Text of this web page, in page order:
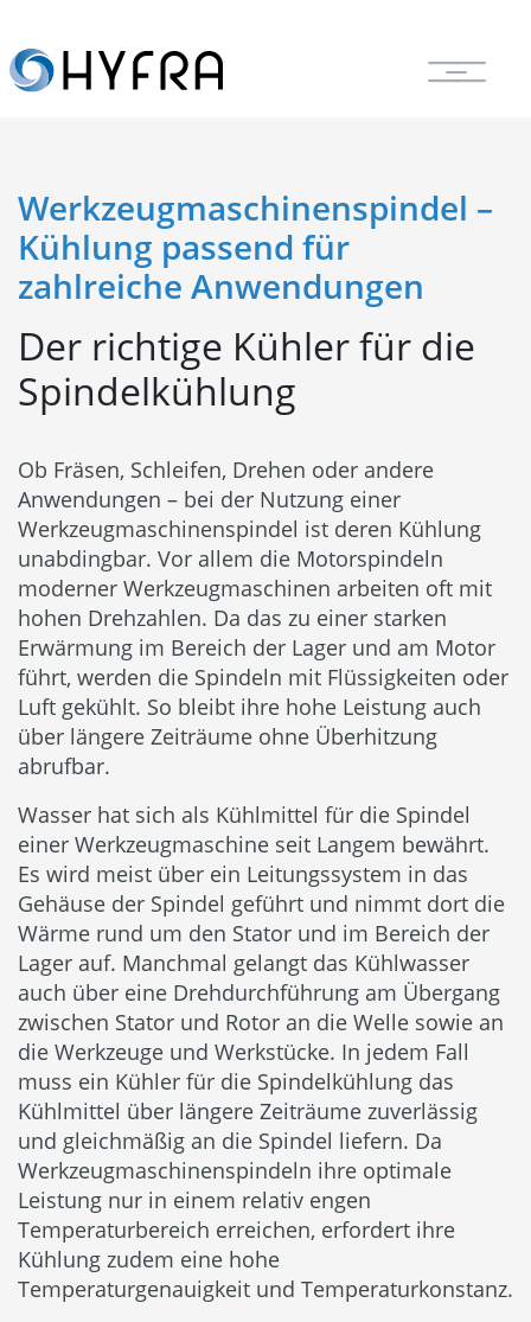
Werkzeugmaschinenspindel –
Kühlung passend für
zahlreiche Anwendungen
Der richtige Kühler für die
Spindelkühlung
Ob Fräsen, Schleifen, Drehen oder andere
Anwendungen – bei der Nutzung einer
Werkzeugmaschinenspindel ist deren Kühlung
unabdingbar. Vor allem die Motorspindeln
moderner Werkzeugmaschinen arbeiten oft mit
hohen Drehzahlen. Da das zu einer starken
Erwärmung im Bereich der Lager und am Motor
führt, werden die Spindeln mit Flüssigkeiten oder
Luft gekühlt. So bleibt ihre hohe Leistung auch
über längere Zeiträume ohne Überhitzung
abrufbar.
Wasser hat sich als Kühlmittel für die Spindel
einer Werkzeugmaschine seit Langem bewährt.
Es wird meist über ein Leitungssystem in das
Gehäuse der Spindel geführt und nimmt dort die
Wärme rund um den Stator und im Bereich der
Lager auf. Manchmal gelangt das Kühlwasser
auch über eine Drehdurchführung am Übergang
zwischen Stator und Rotor an die Welle sowie an
die Werkzeuge und Werkstücke. In jedem Fall
muss ein Kühler für die Spindelkühlung das
Kühlmittel über längere Zeiträume zuverlässig
und gleichmäßig an die Spindel liefern. Da
Werkzeugmaschinenspindeln ihre optimale
Leistung nur in einem relativ engen
Temperaturbereich erreichen, erfordert ihre
Kühlung zudem eine hohe
Temperaturgenauigkeit und Temperaturkonstanz.